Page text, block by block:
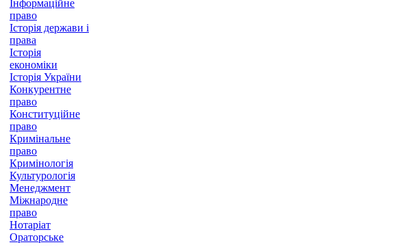
Інформаційне
право
Історія держави і
права
Історія
економіки
Історія України
Конкурентне
право
Конституційне
право
Кримінальне
право
Кримінологія
Культурологія
Менеджмент
Міжнародне
право
Нотаріат
Ораторське